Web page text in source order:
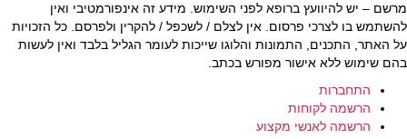
מרשם – יש להיוועץ ברופא לפני השימוש. מידע זה אינפורמטיבי ואין
להשתמש בו לצרכי פרסום. אין לצלם / לשכפל / להקרין ולפרסם. כל הזכויות
על האתר, התכנים, התמונות והלוגו שייכות לעומר הגליל בלבד ואין לעשות
בהם שימוש ללא אישור מפורש בכתב.
התחברות
הרשמה לקוחות
הרשמה לאנשי מקצוע